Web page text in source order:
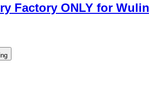
Factory ONLY for